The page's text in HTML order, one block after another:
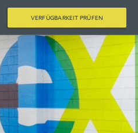
VERFÜGBARKEIT PRÜFEN